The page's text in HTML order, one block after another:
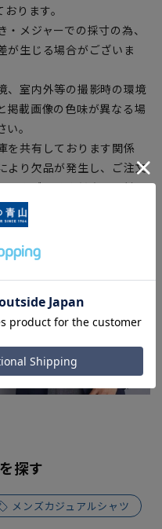
ります。
メジャーでの採寸の為、
が生じる場合がございま
、室内外等の撮影時の環境
掲載画像の色味が異なる場
。
共有しております関係
より欠品が発生し、ご注文
予めご了承ください。(お
ご注文のタイミングによっ
ない場合がございます。)
探す
メンズカジュアルシャツ